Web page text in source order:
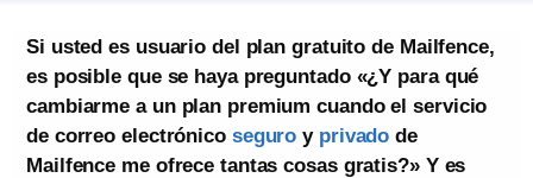
Si usted es usuario del plan gratuito de Mailfence,
es posible que se haya preguntado «¿Y para qué
cambiarme a un plan premium cuando el servicio
de correo electrónico seguroy privado de
Mailfence me ofrece tantas cosas gratis?» Y es